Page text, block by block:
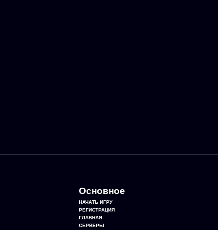
Основное
НАЧАТЬ ИГРУ
РЕГИСТРАЦИЯ
ГЛАВНАЯ
СЕРВЕРЫ